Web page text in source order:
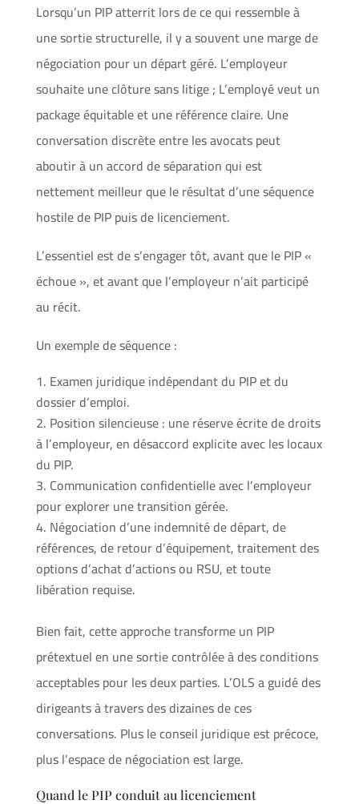
Lorsqu’un PIP atterrit lors de ce qui ressemble à
une sortie structurelle, il y a souvent une marge de
négociation pour un départ géré. L’employeur
souhaite une clôture sans litige ; L’employé veut un
package équitable et une référence claire. Une
conversation discrète entre les avocats peut
aboutir à un accord de séparation qui est
nettement meilleur que le résultat d’une séquence
hostile de PIP puis de licenciement.
L’essentiel est de s’engager tôt, avant que le PIP «
échoue », et avant que l’employeur n’ait participé
au récit.
Un exemple de séquence :
Examen juridique indépendant du PIP et du
dossier d’emploi.
Position silencieuse : une réserve écrite de droits
à l’employeur, en désaccord explicite avec les locaux
du PIP.
Communication confidentielle avec l’employeur
pour explorer une transition gérée.
Négociation d’une indemnité de départ, de
références, de retour d’équipement, traitement des
options d’achat d’actions ou RSU, et toute
libération requise.
Bien fait, cette approche transforme un PIP
prétextuel en une sortie contrôlée à des conditions
acceptables pour les deux parties. L’OLS a guidé des
dirigeants à travers des dizaines de ces
conversations. Plus le conseil juridique est précoce,
plus l’espace de négociation est large.
Quand le PIP conduit au licenciement